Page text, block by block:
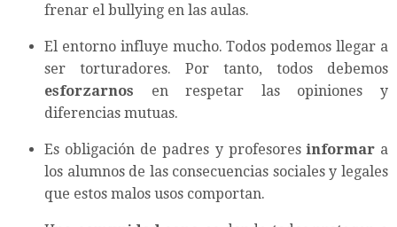
frenar el bullying en las aulas.
El entorno influye mucho. Todos podemos llegar a
ser torturadores. Por tanto, todos debemos
esforzarnos en respetar las opiniones y
diferencias mutuas.
Es obligación de padres y profesoresinformara
los alumnos de las consecuencias sociales y legales
que estos malos usos comportan.